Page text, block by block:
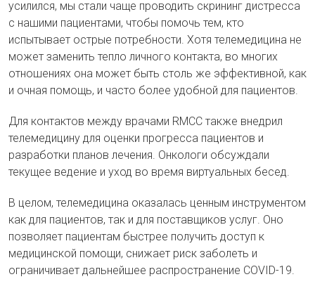
усилился, мы стали чаще проводить скрининг дистресса
с нашими пациентами, чтобы помочь тем, кто
испытывает острые потребности. Хотя телемедицина не
может заменить тепло личного контакта, во многих
отношениях она может быть столь же эффективной, как
и очная помощь, и часто более удобной для пациентов.
Для контактов между врачами RMCC также внедрил
телемедицину для оценки прогресса пациентов и
разработки планов лечения. Онкологи обсуждали
текущее ведение и уход во время виртуальных бесед.
В целом, телемедицина оказалась ценным инструментом
как для пациентов, так и для поставщиков услуг. Оно
позволяет пациентам быстрее получить доступ к
медицинской помощи, снижает риск заболеть и
ограничивает дальнейшее распространение COVID-19.